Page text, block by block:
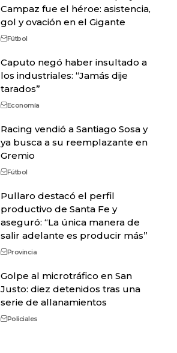
Campaz fue el héroe: asistencia,
gol y ovación en el Gigante
Fútbol
Caputo negó haber insultado a
los industriales: “Jamás dije
tarados”
Economía
Racing vendió a Santiago Sosa y
ya busca a su reemplazante en
Gremio
Fútbol
Pullaro destacó el perfil
productivo de Santa Fe y
aseguró: “La única manera de
salir adelante es producir más”
Provincia
Golpe al microtráfico en San
Justo: diez detenidos tras una
serie de allanamientos
Policiales